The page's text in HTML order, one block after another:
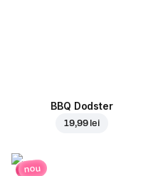
BBQ Dodster
19,99 lei
nou